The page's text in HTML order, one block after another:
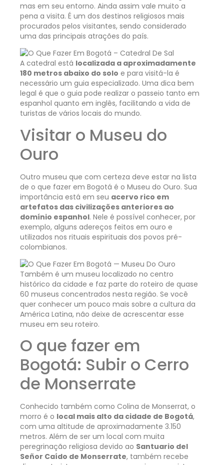
mas em seu entorno. Ainda assim vale muito a
pena a visita. É um dos destinos religiosos mais
procurados pelos visitantes, sendo considerado
uma das principais atrações do país.
A catedral está localizada a aproximadamente
180 metros abaixo do solo e para visitá-la é
necessário um guia especializado. Uma dica bem
legal é que o guia pode realizar o passeio tanto em
espanhol quanto em inglês, facilitando a vida de
turistas de vários locais do mundo.
Visitar o Museu do
Ouro
Outro museu que com certeza deve estar na lista
de o que fazer em Bogotá é o Museu do Ouro. Sua
importância está em seu acervo rico em
artefatos das civilizações anteriores ao
domínio espanhol. Nele é possível conhecer, por
exemplo, alguns adereços feitos em ouro e
utilizados nos rituais espirituais dos povos pré-
colombianos.
Também é um museu localizado no centro
histórico da cidade e faz parte do roteiro de quase
60 museus concentrados nesta região. Se você
quer conhecer um pouco mais sobre a cultura da
América Latina, não deixe de acrescentar esse
museu em seu roteiro.
O que fazer em
Bogotá: Subir o Cerro
de Monserrate
Conhecido também como Colina de Monserrat, o
morro é o local mais alto da cidade de Bogotá,
com uma altitude de aproximadamente 3.150
metros. Além de ser um local com muita
peregrinação religiosa devido ao Santuario del
Señor Caído de Monserrate, também recebe